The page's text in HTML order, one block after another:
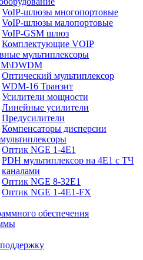
VoIP-шлюзы многопортовые
VoIP-шлюзы малопортовые
VoIP-GSM шлюз
Комплектующие VOIP
мультиплексоры
Оптический мультиплексор
WDM-16 Транзит
Усилители мощности
Линейные усилители
Предусилители
Компенсаторы дисперсии
Оптик NGE 1-4E1
PDH мультиплексор на 4Е1 с ТЧ
каналами
Оптик NGE 8-32E1
Оптик NGE 1-4E1-FX
обеспечения